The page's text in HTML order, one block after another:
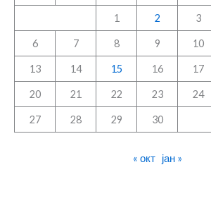
1 2 3
6 7 8 9 10
13 14 15 16 17
20 21 22 23 24
27 28 29 30
« окт јан »